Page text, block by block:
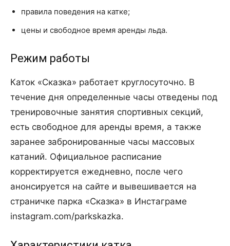
правила поведения на катке;
цены и свободное время аренды льда.
Режим работы
Каток «Сказка» работает круглосуточно. В
течение дня определенные часы отведены под
тренировочные занятия спортивных секций,
есть свободное для аренды время, а также
заранее забронированные часы массовых
катаний. Официальное расписание
корректируется ежедневно, после чего
анонсируется на сайте и вывешивается на
страничке парка «Сказка» в Инстаграме
instagram.com/parkskazka.